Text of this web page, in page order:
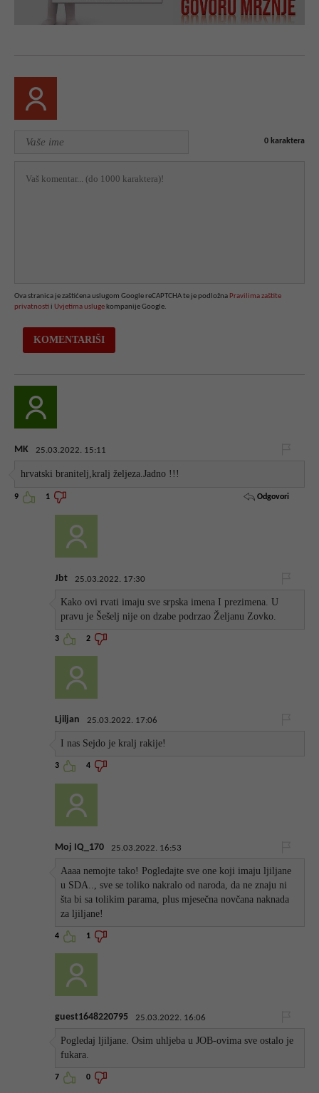
0 karaktera
Ova stranica je zaštićena uslugom Google reCAPTCHA te je podložna Pravilima zaštite
privatnosti i Uvjetima usluge kompanije Google.
MK 25.03.2022. 15:11
hrvatski branitelj,kralj željeza.Jadno !!!
9 1 Odgovori
Jbt 25.03.2022. 17:30
Kako ovi rvati imaju sve srpska imena I prezimena. U
pravu je Šešelj nije on dzabe podrzao Željanu Zovko.
3 2
Ljiljan 25.03.2022. 17:06
I nas Sejdo je kralj rakije!
3 4
Moj IQ_170 25.03.2022. 16:53
Aaaa nemojte tako! Pogledajte sve one koji imaju ljiljane
u SDA.., sve se toliko nakralo od naroda, da ne znaju ni
šta bi sa tolikim parama, plus mjesečna novčana naknada
za ljiljane!
4 1
guest1648220795 25.03.2022. 16:06
Pogledaj ljiljane. Osim uhljeba u JOB-ovima sve ostalo je
fukara.
7 0